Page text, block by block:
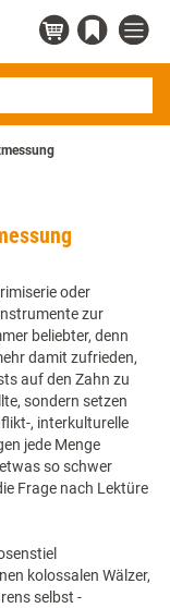
oder
zur
beliebter, denn
damit zufrieden,
auf den Zahn zu
sondern setzen
, interkulturelle
jede Menge
so schwer
Frage nach Lektüre
kolossalen Wälzer,
selbst -